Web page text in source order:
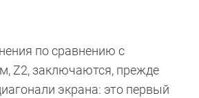
по сравнению с
Z2, заключаются, прежде
экрана: это первый